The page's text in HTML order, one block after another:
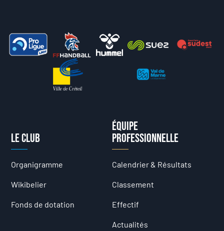
Le club
Organigramme
Wikibelier
Fonds de dotation
Équipe
professionnelle
Calendrier & Résultats
Classement
Effectif
Actualités